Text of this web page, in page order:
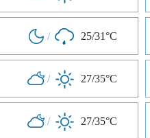
/ 25/31°C
/ 27/35°C
/ 27/35°C